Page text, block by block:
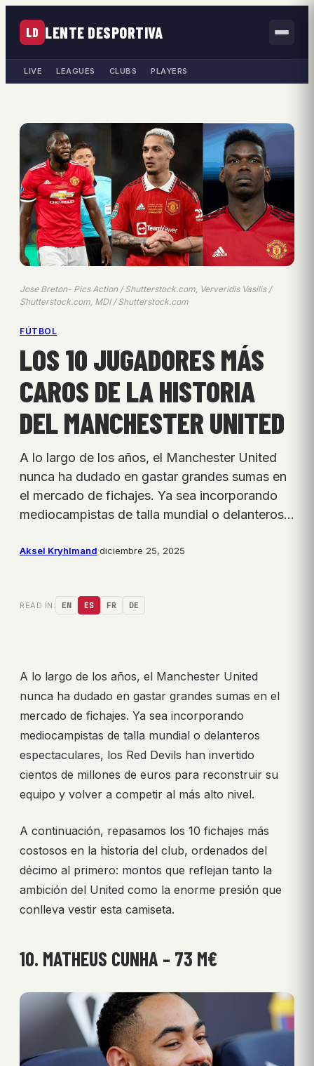
LD LENTE DESPORTIVA
LIVE LEAGUES CLUBS PLAYERS
Jose Breton- Pics Action / Shutterstock.com, Ververidis Vasilis /
Shutterstock.com, MDI / Shutterstock.com
FÚTBOL
LOS 10 JUGADORES MÁS
CAROS DE LA HISTORIA
DEL MANCHESTER UNITED
A lo largo de los años, el Manchester United
nunca ha dudado en gastar grandes sumas en
el mercado de fichajes. Ya sea incorporando
mediocampistas de talla mundial o delanteros…
Aksel Kryhlmand·diciembre 25, 2025
READ IN: EN ES FR DE
A lo largo de los años, el Manchester United
nunca ha dudado en gastar grandes sumas en el
mercado de fichajes. Ya sea incorporando
mediocampistas de talla mundial o delanteros
espectaculares, los Red Devils han invertido
cientos de millones de euros para reconstruir su
equipo y volver a competir al más alto nivel.
A continuación, repasamos los 10 fichajes más
costosos en la historia del club, ordenados del
décimo al primero: montos que reflejan tanto la
ambición del United como la enorme presión que
conlleva vestir esta camiseta.
10. MATHEUS CUNHA – 73 M€